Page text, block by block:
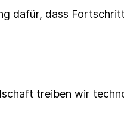
dafür, dass
treiben wir